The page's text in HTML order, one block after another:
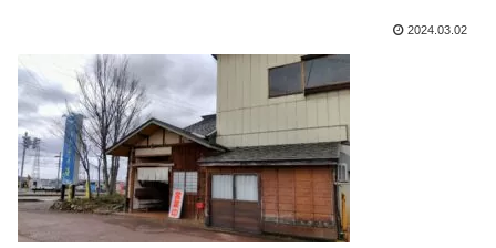
2024.03.02